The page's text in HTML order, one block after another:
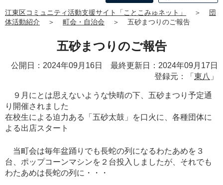
江東区コミュニティ活動支援サイト「ことこみゅネット」 ＞
団
体活動紹介
＞ 町会・自治会 ＞ 五砂まつりのご報告
五砂まつりのご報告
公開日：2024年09月16日 最終更新日：2024年09月17日
登録元：「 東八 」
９月にとは思えないような快晴の下、五砂まつり予定通
り開催されました
在校生による迫力ある「五砂太鼓」を口火に、各種団体に
よる出店スタート
当町会は毎年盆踊りでも長蛇の列になるわたあめを３
台、ポップコーンマシンを２台投入しましたが、それでも
わたあめは長蛇の列に・・・